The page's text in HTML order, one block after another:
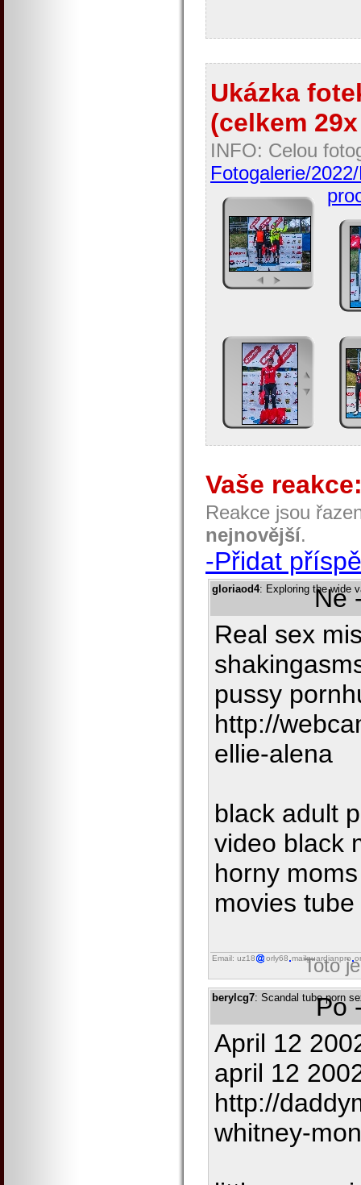
Ukázka
(celkem
INFO: Celou
Fotogalerie/
Vaše
Reakce jsou
nejnovější.
-Přidat
gloriaod4: Exploring the wide
Ne
Real sex
pussy
http://
ellie-alena
black adult
video black
horny
movies
Email: uz18 orly68 mailguardianpro
Toto
berylcg7: Scandal tube porn
Po
April 12
april 12
http://
whitney-